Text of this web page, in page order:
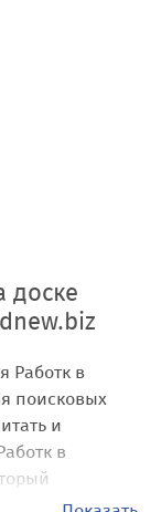
доске
Работк в
поисковых
и
в
бесплатной